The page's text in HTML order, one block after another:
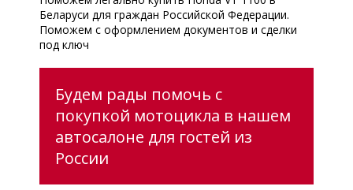
Беларуси для граждан Российской Федерации.
Поможем с оформлением документов и сделки
под ключ
Будем рады помочь с
покупкой мотоцикла в нашем
автосалоне для гостей из
России